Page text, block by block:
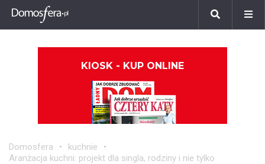
KIOSK - KUP ONLINE
Domosfera
kuchnie
Aranżacja kuchni: projekt dla singla, rodziny i nie tylko